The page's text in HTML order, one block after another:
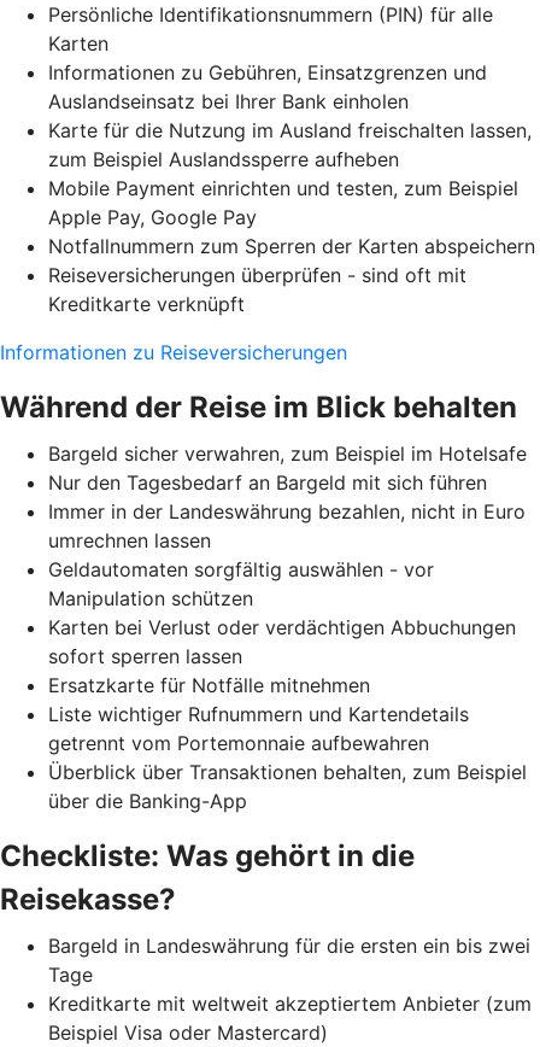
Persönliche Identifikationsnummern (PIN) für alle
Karten
Informationen zu Gebühren, Einsatzgrenzen und
Auslandseinsatz bei Ihrer Bank einholen
Karte für die Nutzung im Ausland freischalten lassen,
zum Beispiel Auslandssperre aufheben
Mobile Payment einrichten und testen, zum Beispiel
Apple Pay, Google Pay
Notfallnummern zum Sperren der Karten abspeichern
Reiseversicherungen überprüfen - sind oft mit
Kreditkarte verknüpft
Informationen zu Reiseversicherungen
Während der Reise im Blick behalten
Bargeld sicher verwahren, zum Beispiel im Hotelsafe
Nur den Tagesbedarf an Bargeld mit sich führen
Immer in der Landeswährung bezahlen, nicht in Euro
umrechnen lassen
Geldautomaten sorgfältig auswählen - vor
Manipulation schützen
Karten bei Verlust oder verdächtigen Abbuchungen
sofort sperren lassen
Ersatzkarte für Notfälle mitnehmen
Liste wichtiger Rufnummern und Kartendetails
getrennt vom Portemonnaie aufbewahren
Überblick über Transaktionen behalten, zum Beispiel
über die Banking-App
Checkliste: Was gehört in die
Reisekasse?
Bargeld in Landeswährung für die ersten ein bis zwei
Tage
Kreditkarte mit weltweit akzeptiertem Anbieter (zum
Beispiel Visa oder Mastercard)